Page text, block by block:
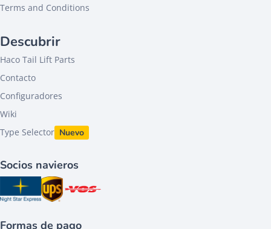
Terms and Conditions
Descubrir
Haco Tail Lift Parts
Contacto
Configuradores
Wiki
Type Selector Nuevo
Socios navieros
Formas de pago